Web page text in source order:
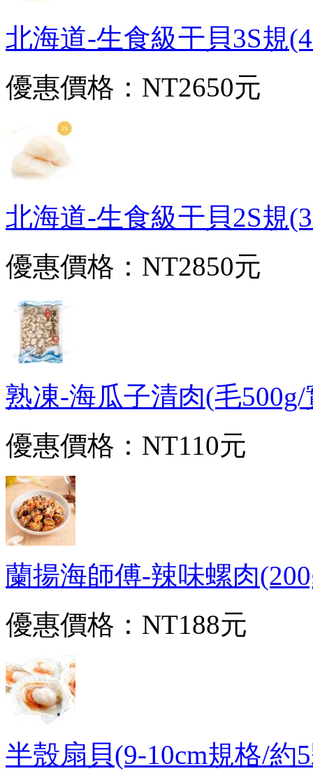
北海道-生食級干貝3S規
優惠價格： NT2650元
北海道-生食級干貝2S規
優惠價格： NT2850元
熟凍-海瓜子清肉(毛500g/
優惠價格： NT110元
蘭揚海師傅-辣味螺肉
優惠價格： NT188元
半殼扇貝(9-10cm規格/約